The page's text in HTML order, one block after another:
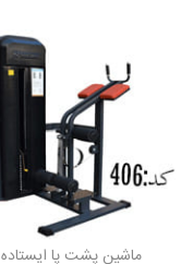
ماشین پشت پا ایستاده